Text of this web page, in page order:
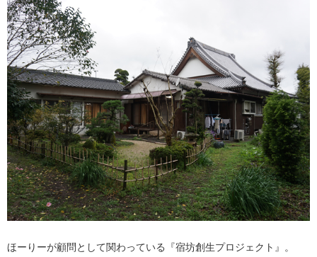
ほーりーが顧問として関わっている『宿坊創生プロジェクト』。